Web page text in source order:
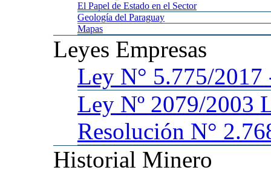
El Papel de Estado en el Sector
Geología del Paraguay
Mapas
Leyes Empresas
Ley N° 5.775/
Ley Nº 2079/2003
Resolución N°
Historial Minero